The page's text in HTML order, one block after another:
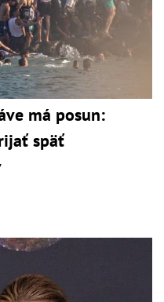
má posun:
späť